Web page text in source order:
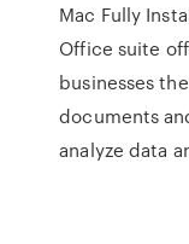
Mac Fully
Office suite
businesses
documents
analyze data